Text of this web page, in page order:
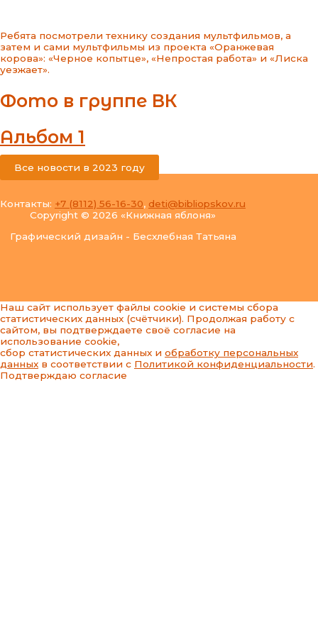
Ребята посмотрели технику создания мультфильмов, а
затем и сами мультфильмы из проекта «Оранжевая
корова»: «Черное копытце», «Непростая работа» и «Лиска
уезжает».
Фото в группе ВК
Альбом 1
Все новости в 2023 году
Контакты: +7 (8112) 56-16-30, deti@bibliopskov.ru
Copyright © 2026 «Книжная яблоня»
Графический дизайн - Бесхлебная Татьяна
Наш сайт использует файлы cookie и системы сбора
статистических данных (счётчики). Продолжая работу с
сайтом, вы подтверждаете своё согласие на
использование cookie,
сбор статистических данных и обработку персональных
данных в соответствии с Политикой конфиденциальности.
Подтверждаю согласие